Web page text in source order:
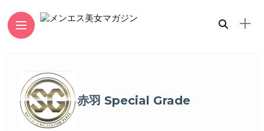
赤羽 Special Grade